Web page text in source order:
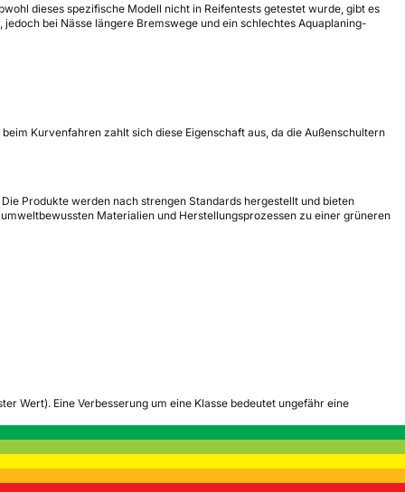
dieses spezifische Modell nicht in Reifentests getestet wurde, gibt es
bei Nässe längere Bremswege und ein schlechtes Aquaplaning-
Kurvenfahren zahlt sich diese Eigenschaft aus, da die Außenschultern
Produkte werden nach strengen Standards hergestellt und bieten
Materialien und Herstellungsprozessen zu einer grüneren
Wert). Eine Verbesserung um eine Klasse bedeutet ungefähr eine